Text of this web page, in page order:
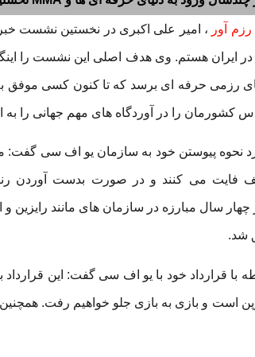
رزم آور ، امیر علی اکبری در نخستین نشست
ایران هستم. وی هدف اصلی این نشست را
رزمی حرفه ای برسد که تا کنون کسی موفق به
کشورمان را در آوردگاه های مهم جهانی را به
نحوه پیوستن خود به سازمان یو اف سی گفت:
فایت می کنند و در صورت بدست آوردن
چهار سال مبارزه در سازمان های مانند رایزین
شد.
با قرارداد خود با یو اف سی گفت: این
است و بازی به بازی جلو خواهیم رفت.